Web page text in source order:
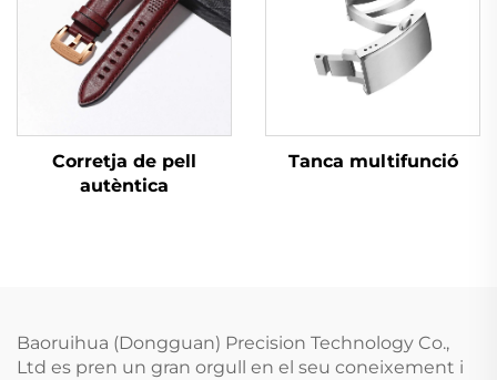
Corretja de pell
autèntica
Tanca multifunció
Baoruihua (Dongguan) Precision Technology Co.,
Ltd es pren un gran orgull en el seu coneixement i